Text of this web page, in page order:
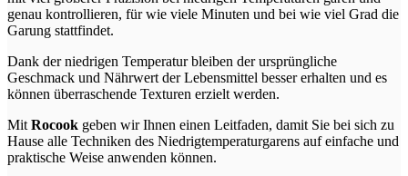
genau kontrollieren, für wie viele Minuten und bei wie viel Grad die
Garung stattfindet.
Dank der niedrigen Temperatur bleiben der ursprüngliche
Geschmack und Nährwert der Lebensmittel besser erhalten und es
können überraschende Texturen erzielt werden.
Mit Rocook geben wir Ihnen einen Leitfaden, damit Sie bei sich zu
Hause alle Techniken des Niedrigtemperaturgarens auf einfache und
praktische Weise anwenden können.